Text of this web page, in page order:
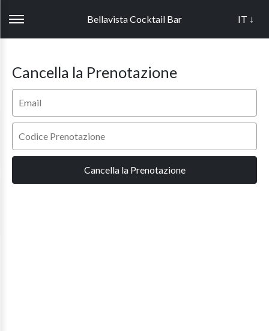
Bellavista Cocktail Bar IT ↓
Cancella la Prenotazione